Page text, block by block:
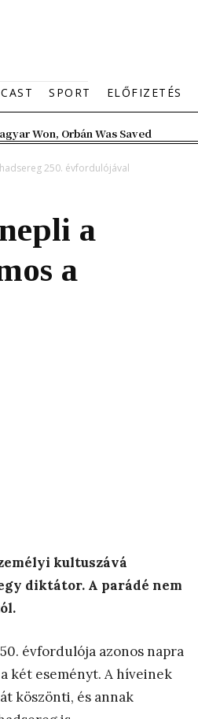
SPORT ELŐFIZETÉS
Won, Orbán Was Saved
250. évfordulójával
a
a
kultuszává
diktátor. A parádé nem
évfordulója azonos napra
két eseményt. A híveinek
köszönti, és annak